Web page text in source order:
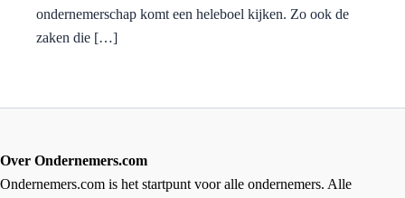
ondernemerschap komt een heleboel kijken. Zo ook de
zaken die […]
Over Ondernemers.com
Ondernemers.com is het startpunt voor alle ondernemers. Alle